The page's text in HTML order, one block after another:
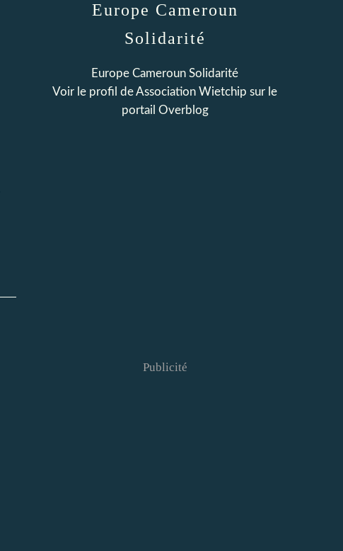
Europe Cameroun
Solidarité
Europe Cameroun Solidarité
Voir le profil deAssociation Wietchip sur le
portail Overblog
Publicité